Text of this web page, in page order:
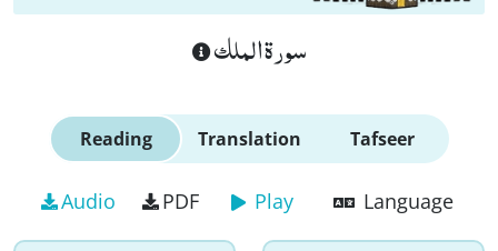
سورة الملك
Reading Translation Tafseer
Audio PDF Play Language